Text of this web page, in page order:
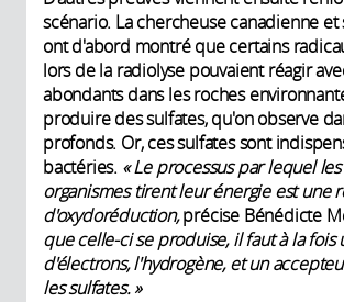
scénario. La chercheuse canadienne et
ont d'abord montré que certains
lors de la radiolyse pouvaient réagir
abondants dans les roches
produire des sulfates, qu'on observe
profonds. Or, ces sulfates sont
bactéries. « Le processus par lequel
organismes tirent leur énergie est une
d'oxydoréduction,précise Bénédicte
que celle-ci se produise, il faut à la fois
d'électrons, l'hydrogène, et un
les sulfates. »